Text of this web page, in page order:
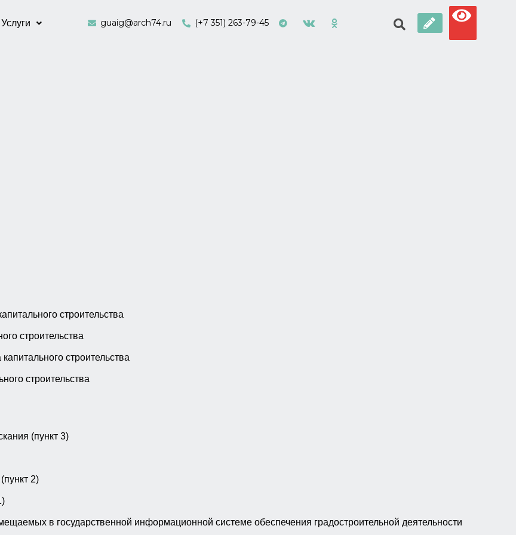
Услуги guaig@arch74.ru (+7 351) 263-79-45
строительства
строительства
строительства
строительства
(пункт 3)
2)
в государственной информационной системе обеспечения градостроительной деятельности